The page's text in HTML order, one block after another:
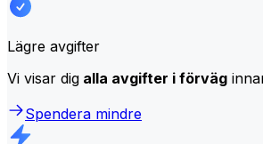
Lägre avgifter
Vi visar dig alla avgifter i förväg
Spendera mindre